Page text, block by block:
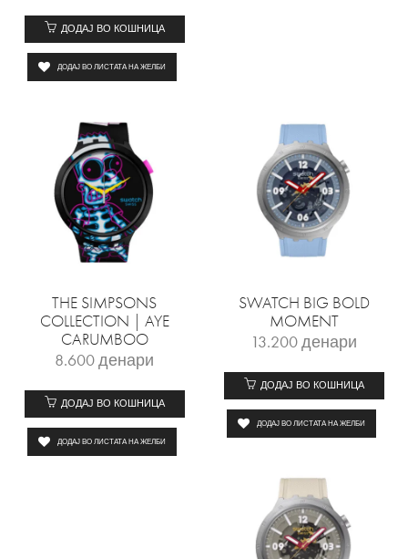
ДОДАЈ ВО КОШНИЦА
ДОДАЈ ВО ЛИСТАТА НА ЖЕЛБИ
THE SIMPSONS
COLLECTION | AYE
CARUMBOO
8.600денари
ДОДАЈ ВО КОШНИЦА
ДОДАЈ ВО ЛИСТАТА НА ЖЕЛБИ
SWATCH BIG BOLD
MOMENT
13.200денари
ДОДАЈ ВО КОШНИЦА
ДОДАЈ ВО ЛИСТАТА НА ЖЕЛБИ